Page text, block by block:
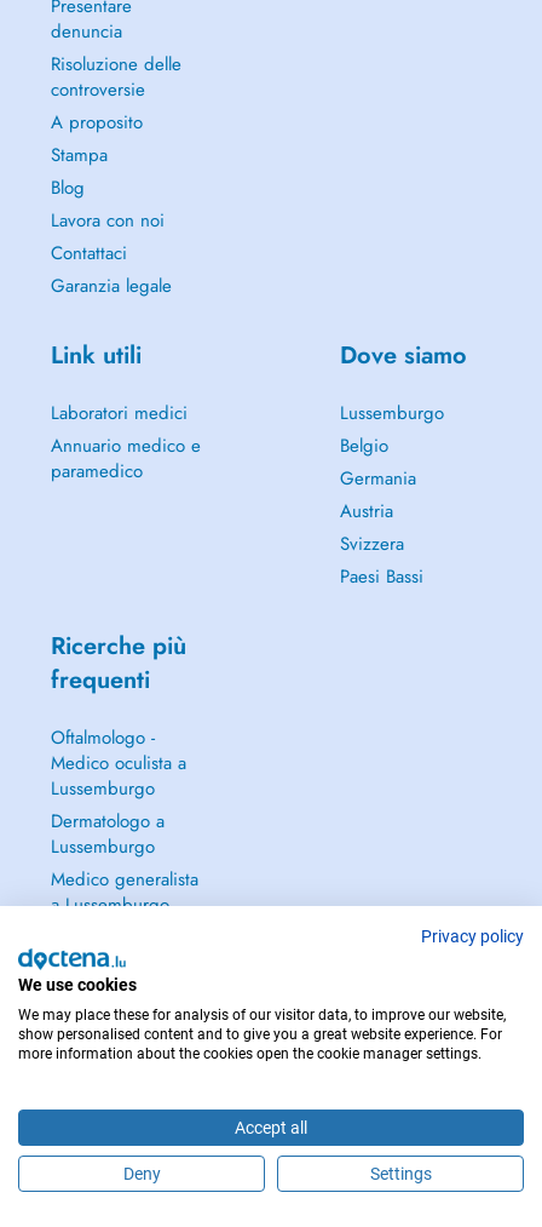
Presentare
denuncia
Risoluzione delle
controversie
A proposito
Stampa
Blog
Lavora con noi
Contattaci
Garanzia legale
Link utili
Laboratori medici
Annuario medico e
paramedico
Dove siamo
Lussemburgo
Belgio
Germania
Austria
Svizzera
Paesi Bassi
Ricerche più
frequenti
Oftalmologo -
Medico oculista a
Lussemburgo
Dermatologo a
Lussemburgo
Medico generalista
a Lussemburgo
Lussemburgo
Continua a leggere
→
PER LE URGENZE, CONSULTARE : 112
Copyright © 2026 - DOCTENA S.A. 42, Rue de la Vallée, L-2661 Luxembourg
Privacy policy
We use cookies
We may place these for analysis of our visitor data, to improve our website,
show personalised content and to give you a great website experience. For
more information about the cookies open the cookie manager settings.
Accept all
Deny Settings